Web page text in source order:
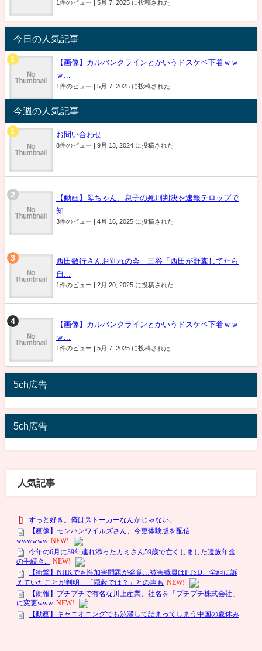
1件のビュー 5月 7, 2025 に投稿された
今日の人気記事
【画像】カルバンクラインとかいうドスケベ下着ｗｗ
ｗ...
1件のビュー 5月 7, 2025 に投稿された
今週の人気記事
お問い合わせ
8件のビュー 9月 13, 2024 に投稿された
【動画】母ちゃん、息子の死刑判決を速報テロップで
知...
3件のビュー 4月 16, 2025 に投稿された
西田敏行さんお別れの会 三谷「西田が野糞してたら
自...
1件のビュー 2月 20, 2025 に投稿された
【画像】カルバンクラインとかいうドスケベ下着ｗｗ
ｗ...
1件のビュー 5月 7, 2025 に投稿された
5ch広告
5ch広告
人気記事